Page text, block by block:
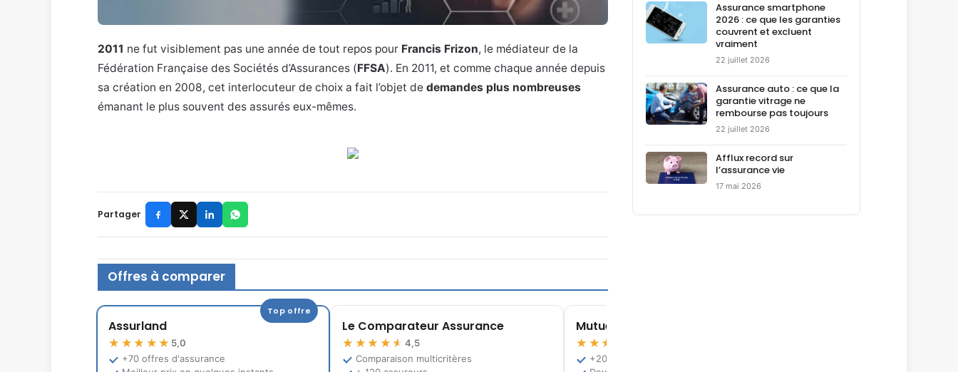
2011 ne fut visiblement pas une année de tout repos pour Francis Frizon, le médiateur de la
Fédération Française des Sociétés d’Assurances (FFSA). En 2011, et comme chaque année depuis
sa création en 2008, cet interlocuteur de choix a fait l’objet de demandes plus nombreuses
émanant le plus souvent des assurés eux-mêmes.
Partager
Offres à comparer
Top offre
Assurland
★★★★★ 5,0
+70 offres d'assurance
Le Comparateur Assurance
★★★★★ 4,5
Comparaison multicritères
Mutuelle.fr
★★★★★
+200 offres de mutuelles santé
Assurance smartphone
2026 : ce que les garanties
couvrent et excluent
vraiment
22 juillet 2026
Assurance auto : ce que la
garantie vitrage ne
rembourse pas toujours
22 juillet 2026
Afflux record sur
l’assurance vie
17 mai 2026